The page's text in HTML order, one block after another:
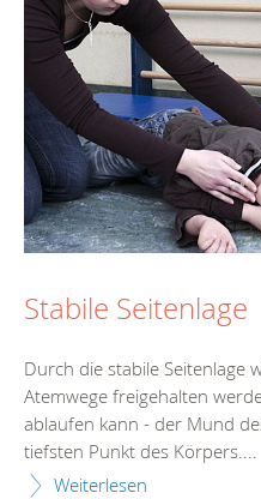
Stabile Seitenlage
Durch die stabile Seitenlage
Atemwege freigehalten
ablaufen kann - der Mund
tiefsten Punkt des Körpers....
Weiterlesen